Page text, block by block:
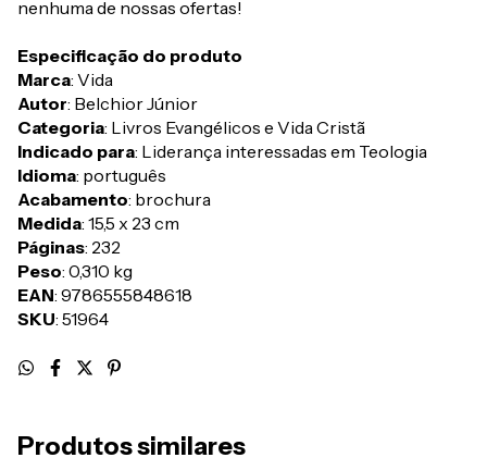
nenhuma de nossas ofertas!
Especificação do produto
Marca: Vida
Autor: Belchior Júnior
Categoria: Livros Evangélicos e Vida Cristã
Indicado para: Liderança interessadas em Teologia
Idioma: português
Acabamento: brochura
Medida: 15,5 x 23 cm
Páginas: 232
Peso: 0,310 kg
EAN: 9786555848618
SKU: 51964
Produtos similares